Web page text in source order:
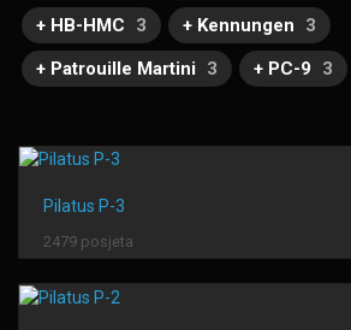
+ HB-HMC
3 + Kennungen
3
+ Patrouille Martini
3 + PC-9 3
Pilatus P-3
2479 posjeta